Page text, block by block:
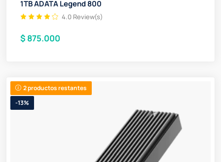
1TB ADATA Legend 800
4.0 Review(s)
$ 875.000
2 productos restantes
-13%